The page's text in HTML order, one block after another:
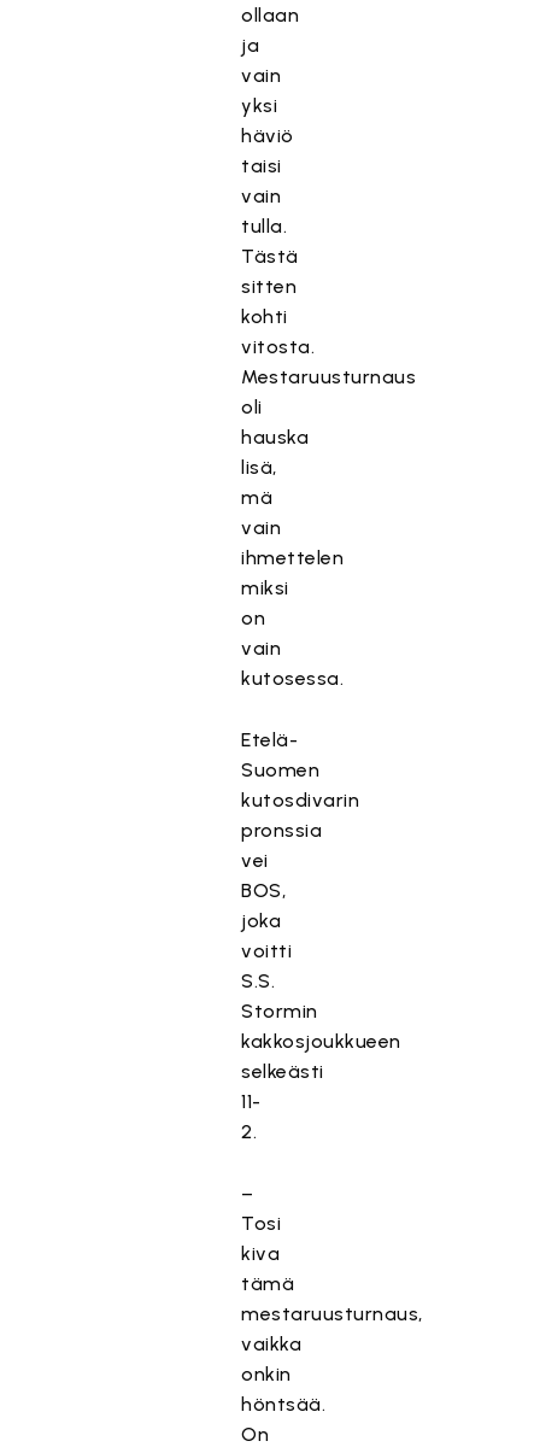
ollaan
ja
vain
yksi
häviö
taisi
vain
tulla.
Tästä
sitten
kohti
vitosta.
Mestaruusturnaus
oli
hauska
lisä,
mä
vain
ihmettelen
miksi
on
vain
kutosessa.
Etelä-
Suomen
kutosdivarin
pronssia
vei
BOS,
joka
voitti
S.S.
Stormin
kakkosjoukkueen
selkeästi
11-
2.
–
Tosi
kiva
tämä
mestaruusturnaus,
vaikka
onkin
höntsää.
On